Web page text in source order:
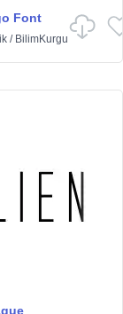
Font
/ BilimKurgu